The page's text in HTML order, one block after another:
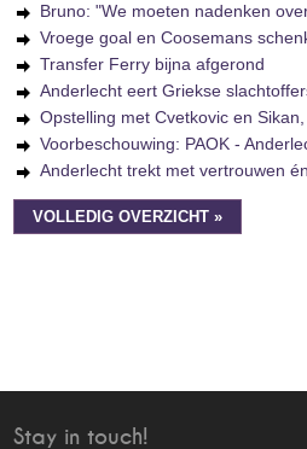
Bruno: "We moeten nadenken
Vroege goal en Coosemans
Transfer Ferry bijna afgerond
Anderlecht eert Griekse
Opstelling met Cvetkovic en
Voorbeschouwing: PAOK -
Anderlecht trekt met vertrouwen
VOLLEDIG OVERZICHT »
Stay in touch!